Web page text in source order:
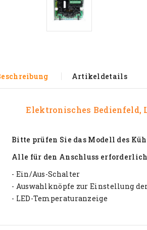
Artikeldetails
Elektronisches Bedienfeld,
Bitte prüfen Sie das Modell des
Alle für den Anschluss
- Ein/Aus-Schalter
- Auswahlknöpfe zur Einstellung
- LED-Temperaturanzeige